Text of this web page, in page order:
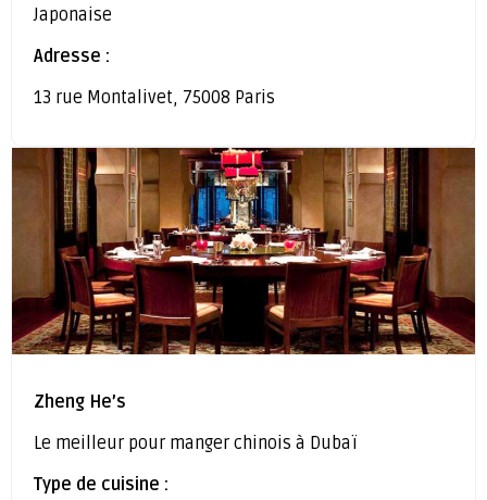
Japonaise
Adresse :
13 rue Montalivet, 75008 Paris
Zheng He’s
Le meilleur pour manger chinois à Dubaï
Type de cuisine :